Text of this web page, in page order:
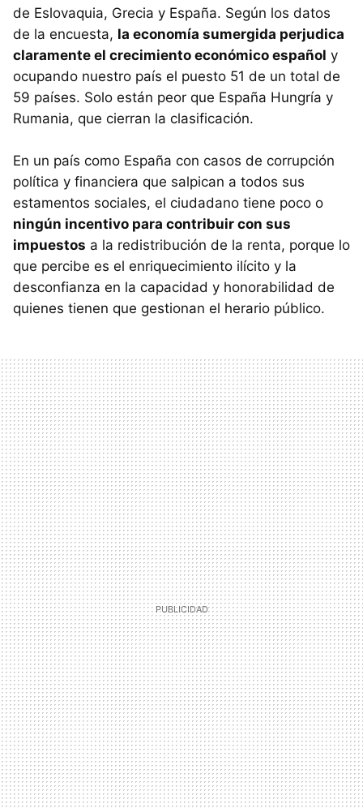
de Eslovaquia, Grecia y España. Según los datos
de la encuesta, la economía sumergida perjudica
claramente el crecimiento económico español y
ocupando nuestro país el puesto 51 de un total de
59 países. Solo están peor que España Hungría y
Rumania, que cierran la clasificación.
En un país como España con casos de corrupción
política y financiera que salpican a todos sus
estamentos sociales, el ciudadano tiene poco o
ningún incentivo para contribuir con sus
impuestos a la redistribución de la renta, porque lo
que percibe es el enriquecimiento ilícito y la
desconfianza en la capacidad y honorabilidad de
quienes tienen que gestionan el herario público.